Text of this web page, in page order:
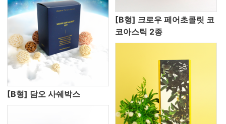
[B형] 담오 사쉐박스
[B형] 크로우 페어초콜릿 코
코아스틱 2종